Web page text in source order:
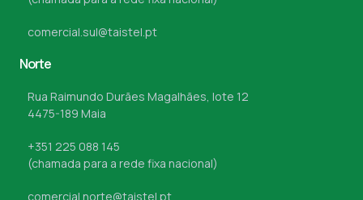
comercial.sul@taistel.pt
Norte
Rua Raimundo Durães Magalhães, lote 12
4475-189 Maia
+351 225 088 145
(chamada para a rede fixa nacional)
comercial.norte@taistel.pt